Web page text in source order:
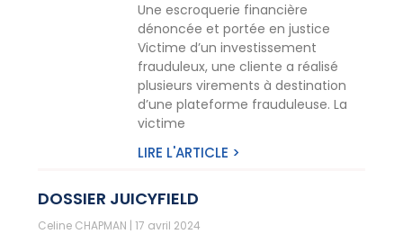
Une escroquerie financière
dénoncée et portée en justice
Victime d’un investissement
frauduleux, une cliente a réalisé
plusieurs virements à destination
d’une plateforme frauduleuse. La
victime
LIRE L'ARTICLE >
DOSSIER JUICYFIELD
Celine CHAPMAN 17 avril 2024